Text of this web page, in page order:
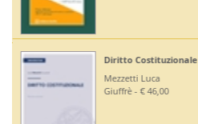
Diritto Costituzionale
Mezzetti Luca
Giuffrè - € 46,00